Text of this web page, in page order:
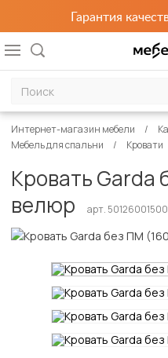
Гарантия
Интернет-магазин мебели
Мебель для спальни
Кровати
Кровать Garda
велюр
арт.